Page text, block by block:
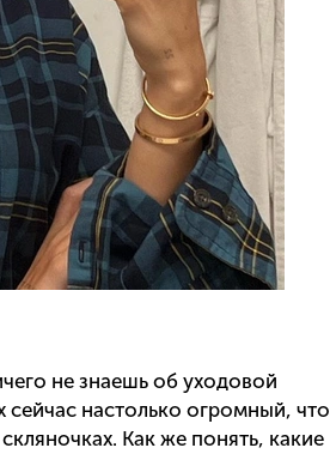
не знаешь об уходовой
сейчас настолько огромный, что
Как же понять, какие